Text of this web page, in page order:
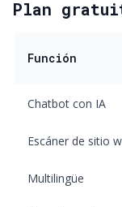
Plan
Función
Chatbot con IA
Escáner de sitio
Multilingüe